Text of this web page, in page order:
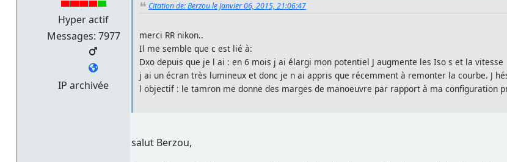
Hyper actif
Messages: 7977
IP archivée
Citation de: Berzou le Janvier 06, 2015, 21:06:47
merci RR nikon..
Il me semble que c est lié à:
Dxo depuis que je l ai : en 6 mois j ai élargi mon potentiel J augmente les Iso s et la vitesse
j ai un écran très lumineux et donc je n ai appris que récemment à remonter la courbe. J
l objectif : le tamron me donne des marges de manoeuvre par rapport à ma configuration
salut Berzou,